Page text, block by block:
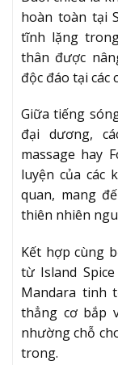
hoàn toàn tại
tĩnh lặng
thân được
độc đáo tại
Giữa tiếng
đại dương,
massage hay
luyện của các
quan, mang
thiên nhiên
Kết hợp cùng
từ Island
Mandara tinh
thẳng cơ bắp
nhường chỗ
trong.